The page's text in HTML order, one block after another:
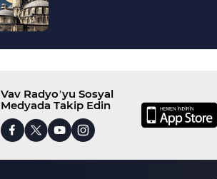
Vav Radyo’yu Sosyal
Medyada Takip Edin